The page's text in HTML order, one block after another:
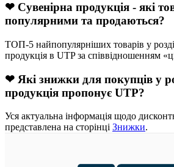
❤ Сувенірна продукція - які
популярними та продаються?
ТОП-5 найпопулярніших товарів у
продукція в UTP за співвідношенням
❤ Які знижки для покупців у
продукція пропонує UTP?
Уся актуальна інформація щодо
представлена на сторінці Знижки.